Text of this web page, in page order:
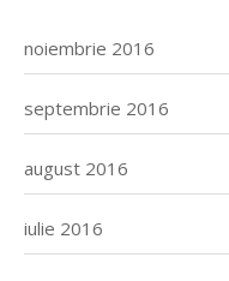
noiembrie 2016
septembrie 2016
august 2016
iulie 2016